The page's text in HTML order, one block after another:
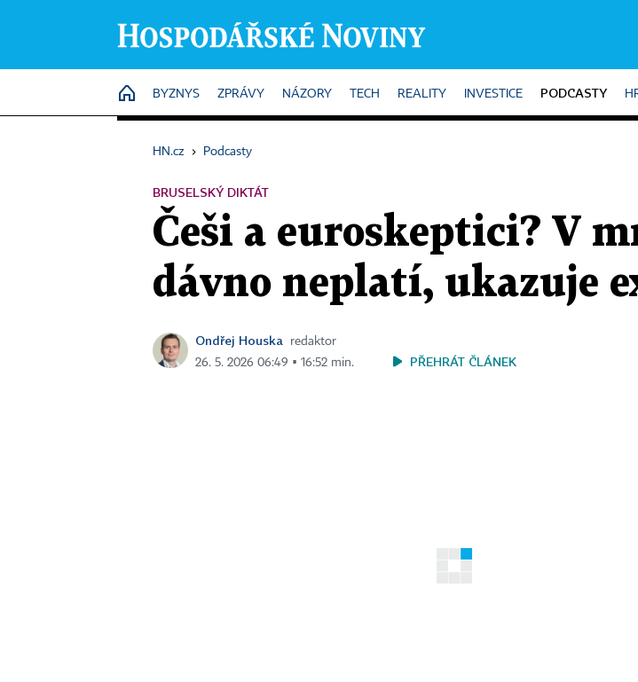
HOME
BYZNYS ZPRÁVY NÁZORY TECH REALITY INVESTICE PODCASTY
HN.cz › Podcasty
BRUSELSKÝ DIKTÁT
Češi a euroskeptici? V
dávno neplatí, ukazuje
Ondřej Houska
redaktor
26. 5. 2026 06:49 ▪ 16:52 min.
PŘEHRÁT ČLÁNEK